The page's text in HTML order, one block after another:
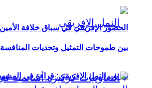
تهريب النمل الإفريقي: قراءة في
الحضور الإفريقي في سباق خلافة الأمين
بين طموحات التمثيل وتحديات المنافسة